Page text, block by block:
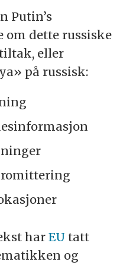
Putin’s
om dette russiske
eller
på russisk:
har EU tatt
og